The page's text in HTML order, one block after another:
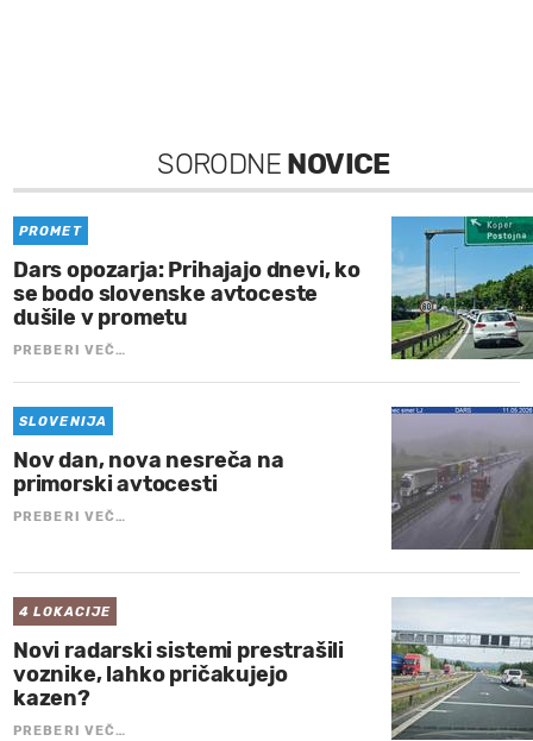
SORODNE NOVICE
PROMET
Dars opozarja: Prihajajo dnevi, ko
se bodo slovenske avtoceste
dušile v prometu
PREBERI VEČ…
SLOVENIJA
Nov dan, nova nesreča na
primorski avtocesti
PREBERI VEČ…
4 LOKACIJE
Novi radarski sistemi prestrašili
voznike, lahko pričakujejo
kazen?
PREBERI VEČ…